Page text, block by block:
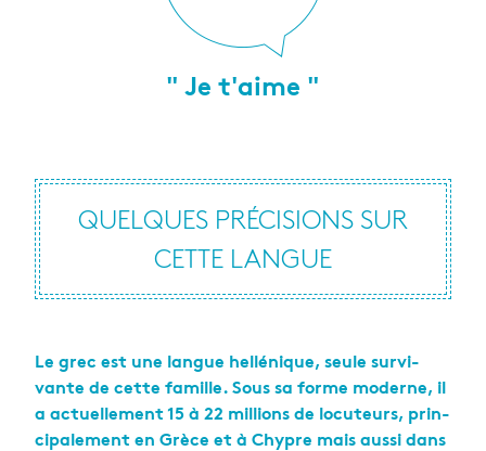
" Je t'aime "
QUELQUES PRÉ­CI­SIONS SUR
CETTE LANGUE
Le grec est une langue hel­lé­nique, seule sur­vi­
vante de cette famille. Sous sa forme moderne, il
a actuel­le­ment 15 à 22 mil­lions de locu­teurs, prin­
ci­pa­le­ment en Grèce et à Chypre mais aussi dans